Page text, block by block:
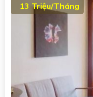
13 Triệu/Tháng